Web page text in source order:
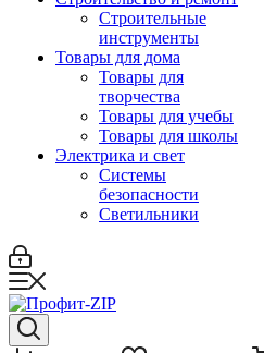
Строительные
инструменты
Товары для дома
Товары для
творчества
Товары для учебы
Товары для школы
Электрика и свет
Системы
безопасности
Светильники